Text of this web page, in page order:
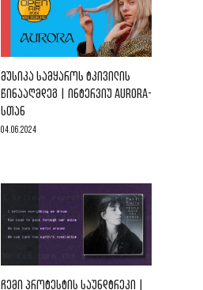
ᲛᲣᲡᲘᲙᲐ ᲡᲐᲛᲧᲐᲠᲝᲡ ᲢᲙᲘᲕᲘᲚᲘᲡ
ᲬᲘᲜᲐᲐᲦᲛᲓᲔᲒ | ᲘᲜᲢᲔᲠᲕᲘᲣ AURORA-
ᲡᲗᲐᲜ
04.06.2024
ᲩᲔᲛᲘ ᲞᲠᲝᲢᲔᲡᲢᲘᲡ ᲡᲐᲣᲜᲓᲢᲠᲔᲙᲘ |